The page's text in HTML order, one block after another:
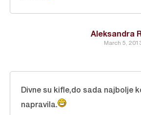
Aleksandra
March 5,
Divne su kifle,do sada najbolje
napravila.